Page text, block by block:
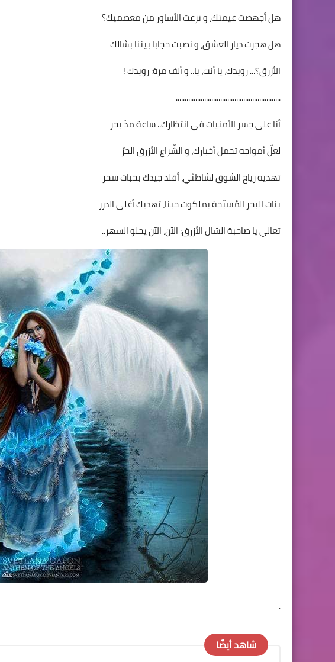
هل أجهضت غيمتك، و نزعت الأساور من معصميك؟
هل هجرت ديار العشق، و نصبت حجابا بيننا بشالك
الأزرق؟... رويدك، يا أنت، يا.. و ألف مرة: رويدك !
...........................................................
أنا على جسر الأمنيات في انتظارك.. ساعة مدّ بحر
لعلّ أمواجه تحمل أخبارك، و الشّراع الأزرق الحرّ
تهديه رياح الشوق لشاطئي، أقلد جيدك بحبات سحر
بنات البحر المُسبّحة بملكوت حبنا، تهديك أغلى الدرر
تعالي يا صاحبة الشال الأزرق: الآن، الآن يحلو السهر..
.
شاهد أيضًا